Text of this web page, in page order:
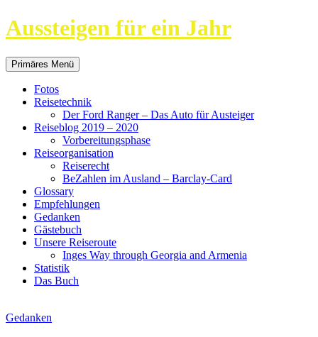
Aussteigen für ein Jahr
Suchen
Primäres Menü Springe
zum
Fotos
Reisetechnik
Der Ford Ranger – Das Auto für Austeiger
Reiseblog 2019 – 2020
Vorbereitungsphase
Reiseorganisation
Reiserecht
BeZahlen im Ausland – Barclay-Card
Glossary
Empfehlungen
Gedanken
Gästebuch
Unsere Reiseroute
Inges Way through Georgia and Armenia
Statistik
Das Buch
Gedanken